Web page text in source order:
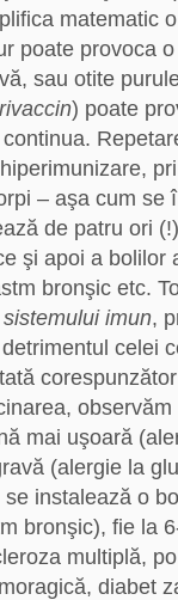
matematic
poate provoca
sau otite
) poate
– aşa cum se
de patru ori
şi apoi a bolilor
bronşic etc.
imun,
celei
mai uşoară
(alergie la
instalează o
bronşic), fie la
multiplă,
diabet